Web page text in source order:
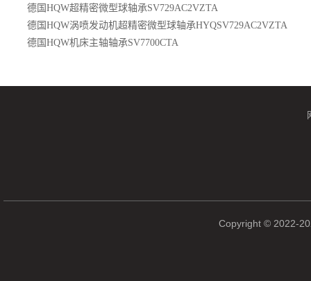
德国HQW超精密微型球轴承SV729AC2VZTA
德国HQW涡喷发动机超精密微型球轴承HYQSV729AC2VZTA
德国HQW机床主轴轴承SV7700CTA
Copyright © 2022-